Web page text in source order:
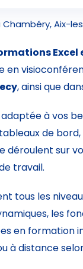
Chambéry, Aix-
Excel
, ainsi que
à vos
de
déroulent sur
travail.
tous les
les
en formation
à distance